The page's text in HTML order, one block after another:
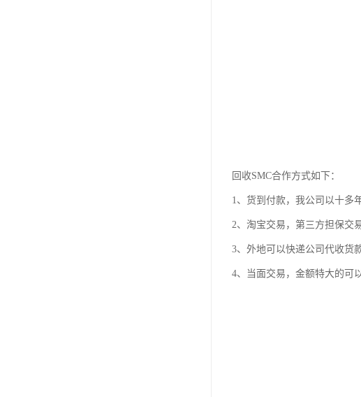
回收SMC合作方式如下：
1、货到付款，我公司以十多
2、淘宝交易，第三方担保交
3、外地可以快递公司代收货
4、当面交易，金额特大的可